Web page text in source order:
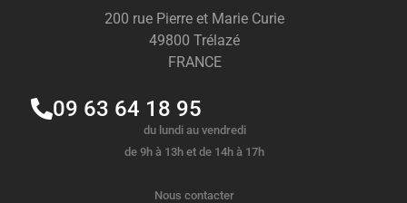
200 rue Pierre et Marie Curie
49800 Trélazé
FRANCE
09 63 64 18 95
du lundi au vendredi
de 9h à 13h et de 14h à 17h
Nous contacter